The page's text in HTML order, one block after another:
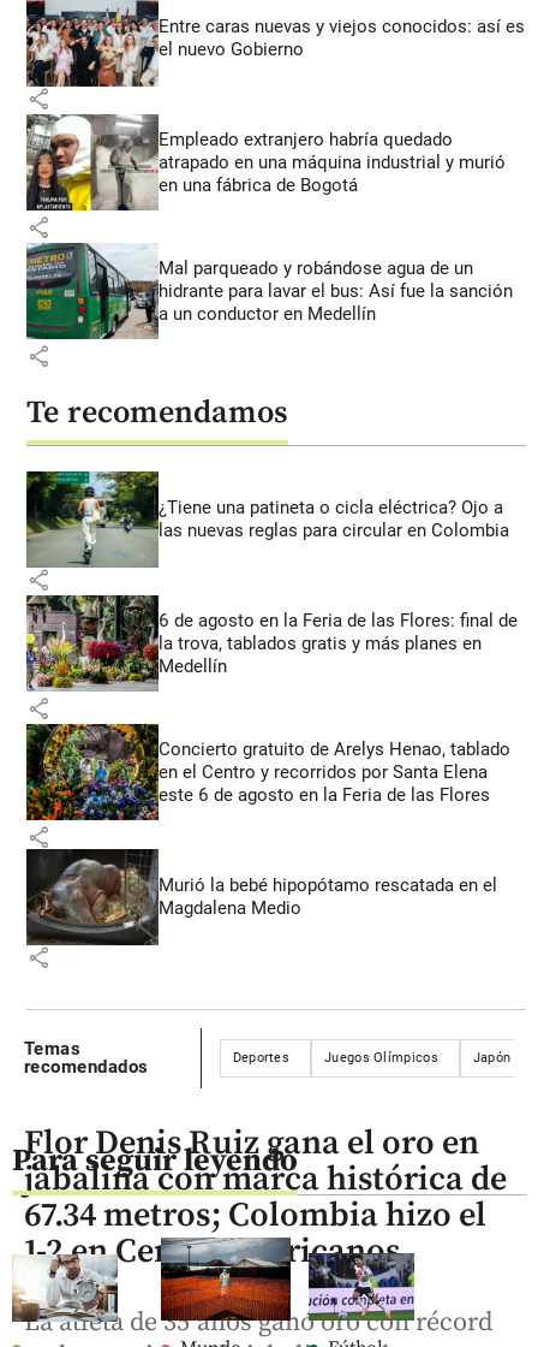
Entre caras nuevas y viejos conocidos: así es
el nuevo Gobierno
share
Empleado extranjero habría quedado
atrapado en una máquina industrial y murió
en una fábrica de Bogotá
share
Mal parqueado y robándose agua de un
hidrante para lavar el bus: Así fue la sanción
a un conductor en Medellín
share
Te recomendamos
¿Tiene una patineta o cicla eléctrica? Ojo a
las nuevas reglas para circular en Colombia
share
6 de agosto en la Feria de las Flores: final de
la trova, tablados gratis y más planes en
Medellín
share
Concierto gratuito de Arelys Henao, tablado
en el Centro y recorridos por Santa Elena
este 6 de agosto en la Feria de las Flores
share
Murió la bebé hipopótamo rescatada en el
Magdalena Medio
share
Temas
recomendados
Deportes Juegos Olímpicos Japón
Para seguir leyendo
Flor Denis Ruiz gana el oro en
jabalina con marca histórica de
67.34 metros; Colombia hizo el
1-2 en Centroamericanos
La atleta de 35 años ganó oro con récord